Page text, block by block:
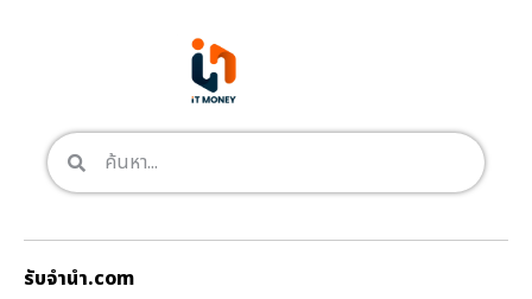
รับจํานํา.com